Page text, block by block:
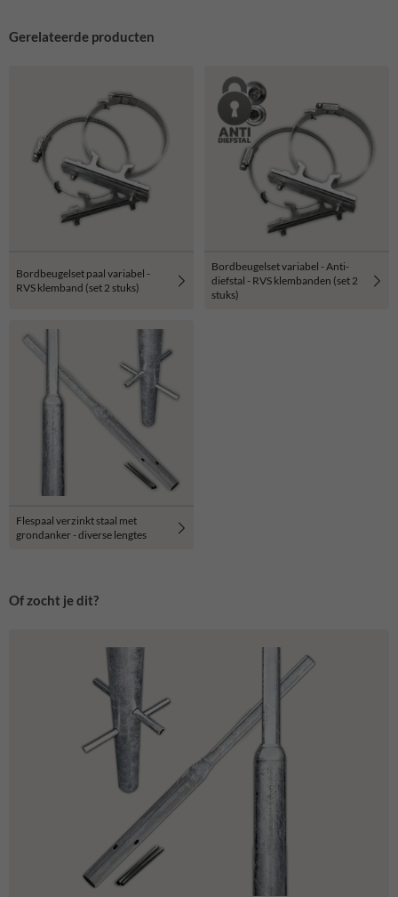
Gerelateerde producten
Bordbeugelset paal variabel -
RVS klemband (set 2 stuks)
Bordbeugelset variabel - Anti-
diefstal - RVS klembanden (set 2
stuks)
Flespaal verzinkt staal met
grondanker - diverse lengtes
Of zocht je dit?